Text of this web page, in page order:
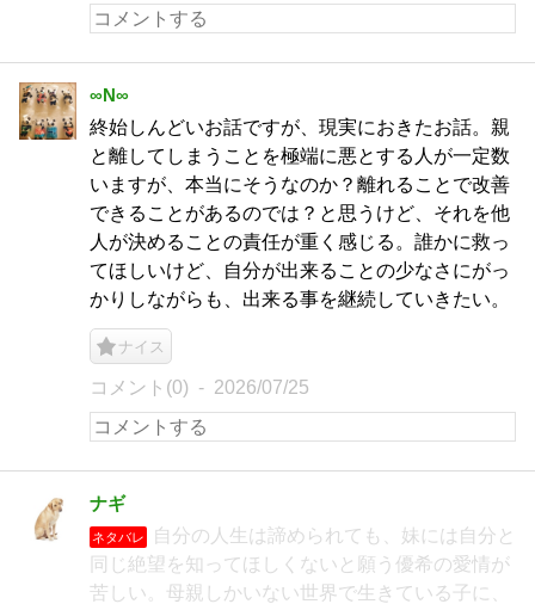
∞N∞
終始しんどいお話ですが、現実におきたお話。親
と離してしまうことを極端に悪とする人が一定数
いますが、本当にそうなのか？離れることで改善
できることがあるのでは？と思うけど、それを他
人が決めることの責任が重く感じる。誰かに救っ
てほしいけど、自分が出来ることの少なさにがっ
かりしながらも、出来る事を継続していきたい。
ナイス
コメント(0) 2026/07/25
ナギ
ネタバレ
自分の人生は諦められても、妹には自分と
同じ絶望を知ってほしくないと願う優希の愛情が
苦しい。母親しかいない世界で生きている子に、